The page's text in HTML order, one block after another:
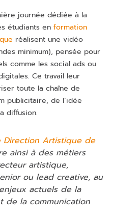
journée dédiée à la
étudiants enformation
réalisent une vidéo
minimum), pensée pour
comme les social ads ou
Ce travail leur
toute la chaîne de
publicitaire, de l’idée
diffusion.
Direction Artistique de
ainsi à des métiers
artistique,
ou lead creative, au
actuels de la
de la communication